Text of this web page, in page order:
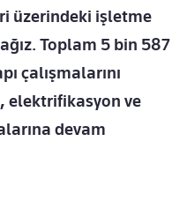
üzerindeki işletme
Toplam 5 bin 587
çalışmalarını
elektrifikasyon ve
devam